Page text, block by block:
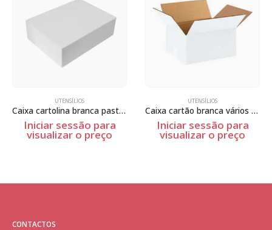
UTENSÍLIOS
Caixa cartolina branca pasteis
Iniciar sessão para
visualizar o preço
UTENSÍLIOS
Caixa cartão branca vários tamanhos
Iniciar sessão para
visualizar o preço
CONTACTOS